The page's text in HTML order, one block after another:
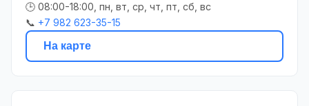
🕒 08:00-18:00, пн, вт, ср, чт, пт, сб, вс
📞 +7 982 623-35-15
На карте